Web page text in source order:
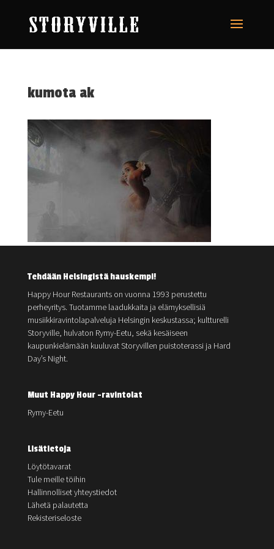
kumota ak
Tehdään Helsingistä hauskempi!
Happy Hour Restaurants on vuonna 1993 perustettu
perheyritys. Tuotamme laadukkaita ja elämyksellisiä
musiikkiravintolapalveluja Helsingin keskustassa; kultturelli
Storyville, hulvaton Rymy-Eetu, sekä kesäiseen
kaupunkielämään kuuluvat Storyvillen puistoterassi ja Hard
Day’s Night.
Muut Happy Hour -ravintolat
Rymy-Eetu
Lisätietoja
Löytötavarat
Tule meille töihin
Hallinnolliset yhteystiedot
Lähetä palautetta
Rekisteriseloste